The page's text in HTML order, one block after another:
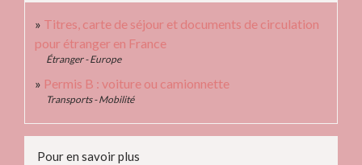
Titres, carte de séjour et documents de circulation
pour étranger en France
Étranger - Europe
Permis B : voiture ou camionnette
Transports - Mobilité
Pour en savoir plus